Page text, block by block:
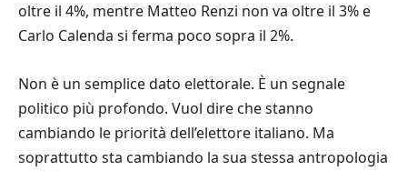
oltre il 4%, mentre Matteo Renzi non va oltre il 3% e
Carlo Calenda si ferma poco sopra il 2%.
Non è un semplice dato elettorale. È un segnale
politico più profondo. Vuol dire che stanno
cambiando le priorità dell’elettore italiano. Ma
soprattutto sta cambiando la sua stessa antropologia